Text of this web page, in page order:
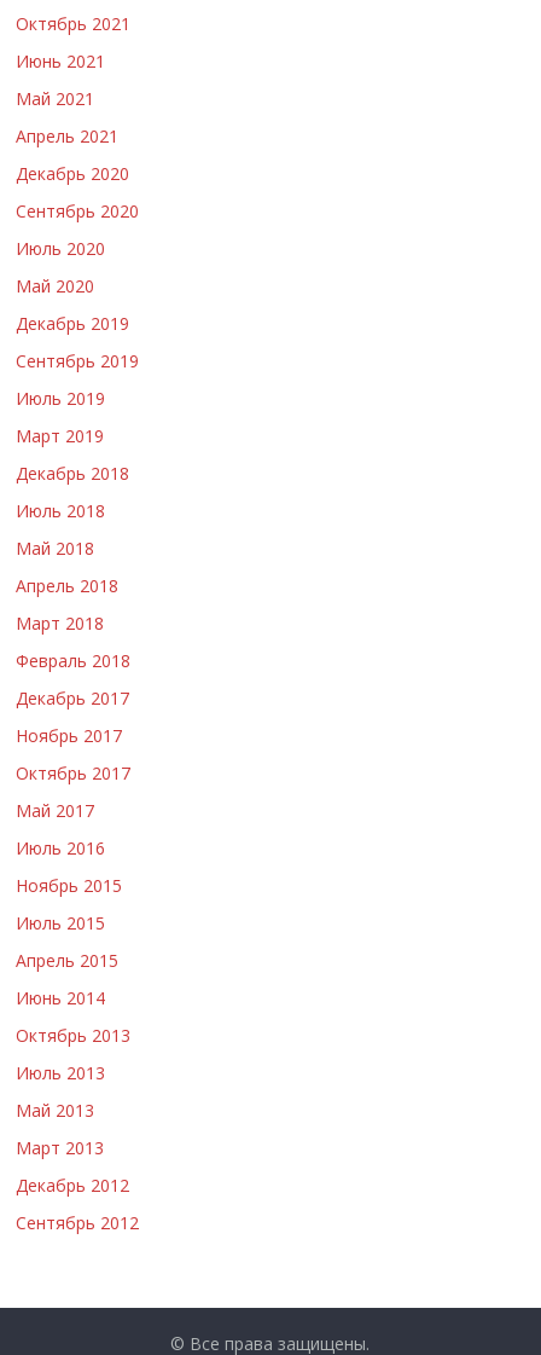
Октябрь 2021
Июнь 2021
Май 2021
Апрель 2021
Декабрь 2020
Сентябрь 2020
Июль 2020
Май 2020
Декабрь 2019
Сентябрь 2019
Июль 2019
Март 2019
Декабрь 2018
Июль 2018
Май 2018
Апрель 2018
Март 2018
Февраль 2018
Декабрь 2017
Ноябрь 2017
Октябрь 2017
Май 2017
Июль 2016
Ноябрь 2015
Июль 2015
Апрель 2015
Июнь 2014
Октябрь 2013
Июль 2013
Май 2013
Март 2013
Декабрь 2012
Сентябрь 2012
© Все права защищены.